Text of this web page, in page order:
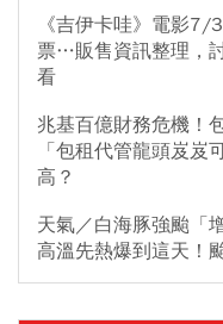
《吉伊卡哇》電影7/
票…販售資訊整理，
看
兆基百億財務危機！
「包租代管龍頭岌岌
高？
天氣／白海豚強颱「
高溫先熱爆到這天！